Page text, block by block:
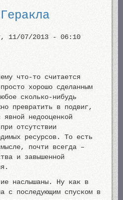
11/07/2013 - 06:10
что-то считается
хорошо сделанным
сколько-нибудь
превратить в подвиг,
недооценкой
отсутствии
ресурсов. То есть
почти всегда –
и завышенной
наслышаны. Ну как в
с последующим спуском в